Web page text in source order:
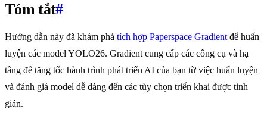
Tóm tắt#
Hướng dẫn này đã khám phá tích hợp Paperspace Gradient để huấn
luyện các model YOLO26. Gradient cung cấp các công cụ và hạ
tầng để tăng tốc hành trình phát triển AI của bạn từ việc huấn luyện
và đánh giá model dễ dàng đến các tùy chọn triển khai được tinh
giản.